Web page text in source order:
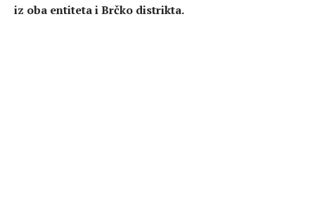
iz oba entiteta i Brčko distrikta.